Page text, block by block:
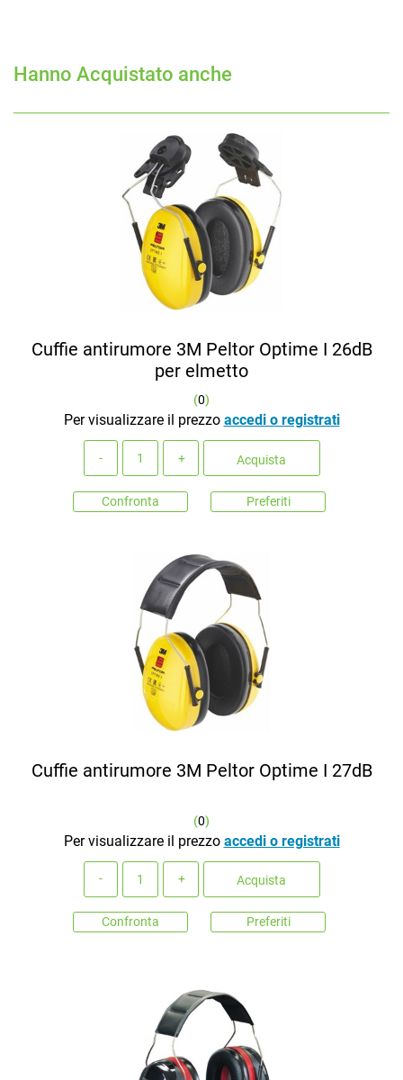
Hanno Acquistato anche
Cuffie antirumore 3M Peltor Optime I 26dB
per elmetto
(0)
Per visualizzare il prezzo accedi o registrati
Acquista
Confronta Preferiti
Cuffie antirumore 3M Peltor Optime I 27dB
(0)
Per visualizzare il prezzo accedi o registrati
Acquista
Confronta Preferiti